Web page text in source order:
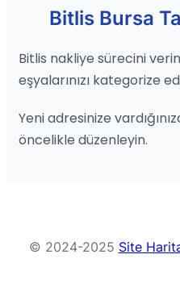
Bitlis Bursa
Bitlis nakliye sürecini
eşyalarınızı kategorize
Yeni adresinize
öncelikle düzenleyin.
© 2024-2025 Site